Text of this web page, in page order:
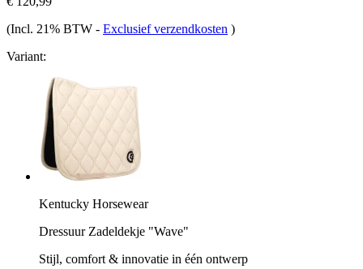
(Incl. 21% BTW - Exclusief verzendkosten )
Variant:
Kentucky Horsewear
Dressuur Zadeldekje "Wave"
Stijl, comfort & innovatie in één ontwerp